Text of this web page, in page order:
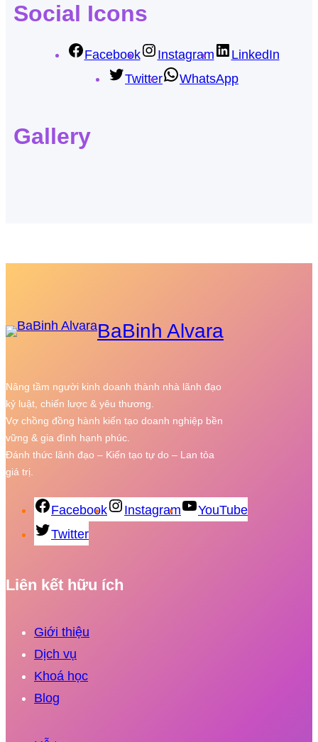
Social Icons
Facebook Instagram
LinkedIn
Twitter
WhatsApp
Gallery
BaBinh Alvara
Nâng tầm người kinh doanh thành nhà lãnh đạo
kỷ luật, chiến lược & yêu thương.
Vợ chồng đồng hành kiến tạo doanh nghiệp bền
vững & gia đình hạnh phúc.
Đánh thức lãnh đạo – Kiến tạo tự do – Lan tỏa
giá trị.
Facebook Instagram
YouTube
Twitter
Liên kết hữu ích
Giới thiệu
Dịch vụ
Khoá học
Blog